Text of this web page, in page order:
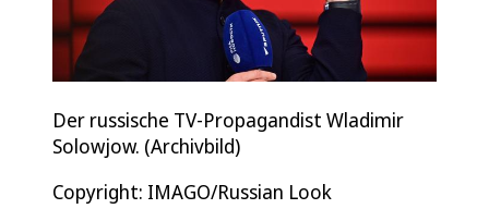
Der russische TV-Propagandist Wladimir
Solowjow. (Archivbild)
Copyright: IMAGO/Russian Look